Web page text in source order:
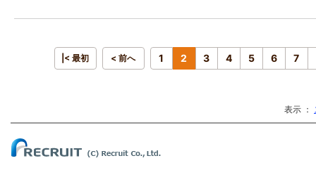
|< 最初 < 前へ 1 2 3 4 5 6 7
表示 ：